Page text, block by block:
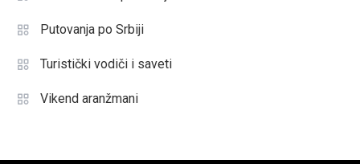
Putovanja po Srbiji
Turistički vodiči i saveti
Vikend aranžmani